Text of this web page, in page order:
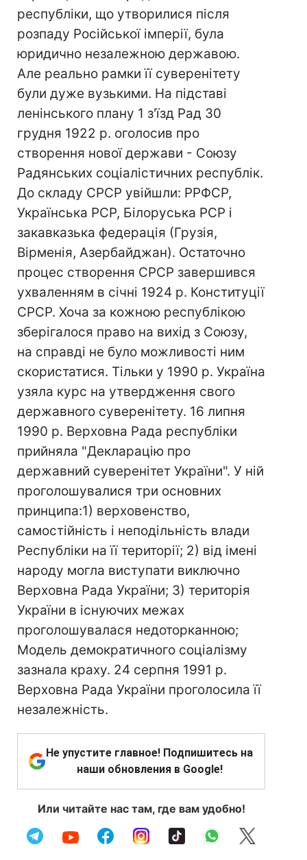
республіки, що утворилися після
розпаду Російської імперії, була
юридично незалежною державою.
Але реально рамки її суверенітету
були дуже вузькими. На підставі
ленінського плану 1 з'їзд Рад 30
грудня 1922 р. оголосив про
створення нової держави - Союзу
Радянських соціалістичних республік.
До складу СРСР увійшли: РРФСР,
Українська РСР, Білоруська РСР і
закавказька федерація (Грузія,
Вірменія, Азербайджан). Остаточно
процес створення СРСР завершився
ухваленням в січні 1924 р. Конституції
СРСР. Хоча за кожною республікою
зберігалося право на вихід з Союзу,
на справді не було можливості ним
скористатися. Тільки у 1990 р. Україна
узяла курс на утвердження свого
державного суверенітету. 16 липня
1990 р. Верховна Рада республіки
прийняла "Декларацію про
державний суверенітет України". У ній
проголошувалися три основних
принципа:1) верховенство,
самостійність і неподільність влади
Республіки на її території; 2) від імені
народу могла виступати виключно
Верховна Рада України; 3) територія
України в існуючих межах
проголошувалася недоторканною;
Модель демократичного соціалізму
зазнала краху. 24 серпня 1991 р.
Верховна Рада України проголосила її
незалежність.
Не упустите главное! Подпишитесь на
наши обновления в Google!
Или читайте нас там, где вам удобно!